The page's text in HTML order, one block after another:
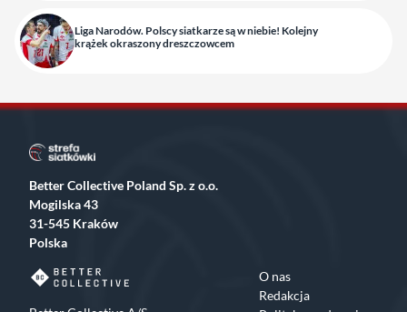
Liga Narodów. Polscy siatkarze są w niebie! Kolejny
krążek okraszony dreszczowcem
Better Collective Poland Sp. z o.o.
Mogilska 43
31-545 Kraków
Polska
O nas
Redakcja